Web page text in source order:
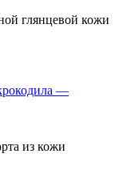
глянцевой кожи
из кожи